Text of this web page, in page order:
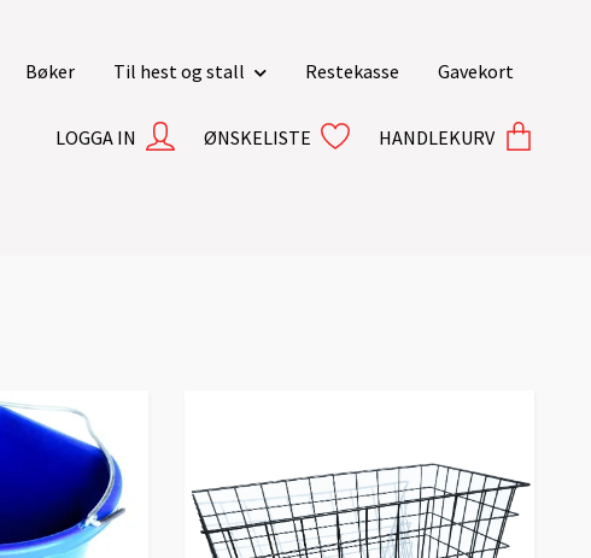
Bøker Til hest og stall Restekasse Gavekort
LOGGA IN ØNSKELISTE HANDLEKURV